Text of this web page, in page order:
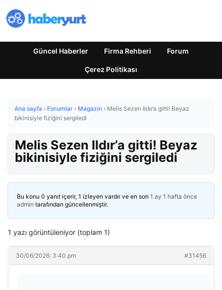
Güncel Haberler Firma Rehberi Forum
Çerez Politikası
Ana sayfa › Forumlar › Magazin › Melis Sezen Ildır’a gitti! Beyaz
bikinisiyle fiziğini sergiledi
Melis Sezen Ildır’a gitti! Beyaz
bikinisiyle fiziğini sergiledi
Bu konu 0 yanıt içerir, 1 izleyen vardır ve en son 1 ay 1 hafta önce
admin tarafından güncellenmiştir.
1 yazı görüntüleniyor (toplam 1)
30/06/2026: 3:40 pm #31456